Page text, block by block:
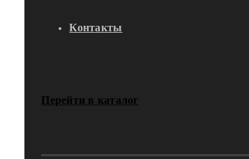
Контакты
Перейти в каталог